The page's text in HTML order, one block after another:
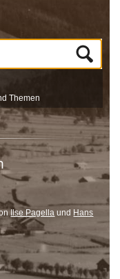
Erbe
Saalfeldens.
Umsetzung dieses
Themen
Ilse Pagella und Hans